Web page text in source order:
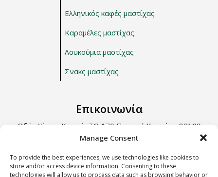
Manage Consent
To provide the best experiences, we use technologies like cookies to
store and/or access device information. Consenting to these
technologies will allow us to process data such as browsing behavior or
Ελληνικός καφές μαστίχας
Καραμέλες μαστίχας
Λουκούμια μαστίχας
Σνακς μαστίχας
Επικοινωνία
Οδός Χίου – Καρφά, ΤΘ 170 Περιοχή Κοντάρι, 82100
Χίος.
Τηλ: +30 22710 22666
Email: info@e-anemos.gr